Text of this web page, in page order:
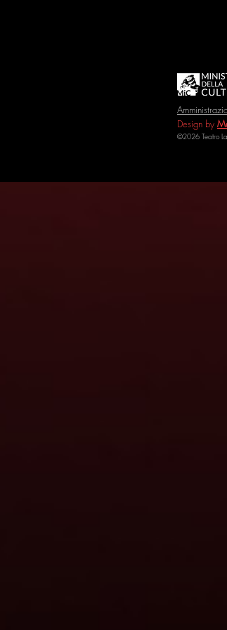
Design by
©2026 Teatro